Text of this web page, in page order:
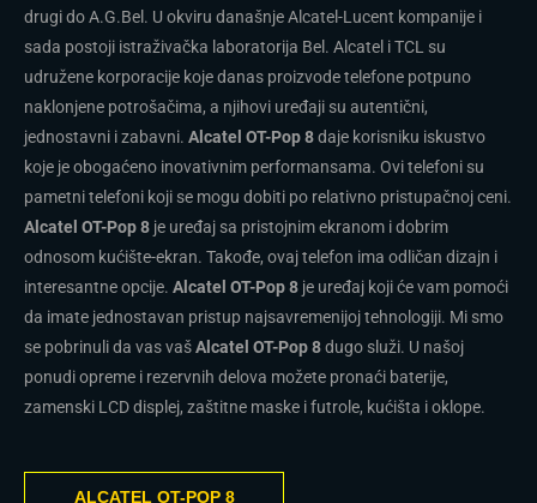
drugi do A.G.Bel. U okviru današnje Alcatel-Lucent kompanije i
sada postoji istraživačka laboratorija Bel. Alcatel i TCL su
udružene korporacije koje danas proizvode telefone potpuno
naklonjene potrošačima, a njihovi uređaji su autentični,
jednostavni i zabavni. Alcatel OT-Pop 8daje korisniku iskustvo
koje je obogaćeno inovativnim performansama. Ovi telefoni su
pametni telefoni koji se mogu dobiti po relativno pristupačnoj ceni.
Alcatel OT-Pop 8 je uređaj sa pristojnim ekranom i dobrim
odnosom kućište-ekran. Takođe, ovaj telefon ima odličan dizajn i
interesantne opcije. Alcatel OT-Pop 8 je uređaj koji će vam pomoći
da imate jednostavan pristup najsavremenijoj tehnologiji. Mi smo
se pobrinuli da vas vašAlcatel OT-Pop 8dugo služi. U našoj
ponudi opreme i rezervnih delova možete pronaći baterije,
zamenski LCD displej, zaštitne maske i futrole, kućišta i oklope.
ALCATEL OT-POP 8